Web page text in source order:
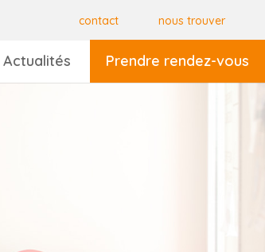
contact nous trouver
Actualités Prendre rendez-vous